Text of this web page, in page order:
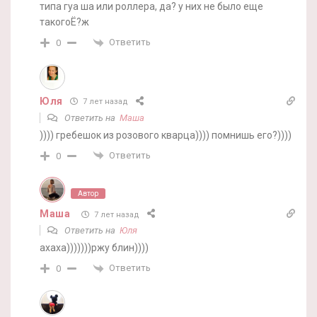
типа гуа ша или роллера, да? у них не было еще
такогоЁ?ж
0 Ответить
Юля 7 лет назад
Ответить на Маша
)))) гребешок из розового кварца)))) помнишь его?))))
0 Ответить
Автор
Маша 7 лет назад
Ответить на Юля
ахаха)))))))ржу блин))))
0 Ответить